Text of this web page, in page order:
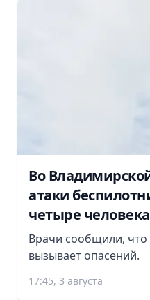
Во
атаки
четыре человека
Врачи сообщили, что
вызывает опасений.
17:45, 3 августа